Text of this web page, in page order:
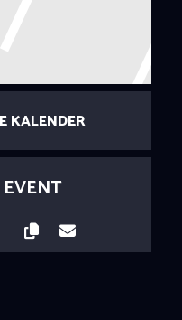
KALENDER